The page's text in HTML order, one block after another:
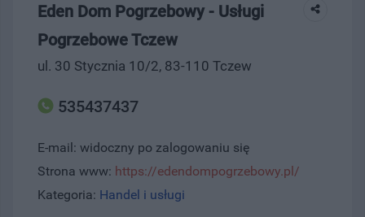
Eden Dom Pogrzebowy - Usługi
Pogrzebowe Tczew
ul. 30 Stycznia 10/2, 83-110 Tczew
535437437
E-mail: widoczny po zalogowaniu się
Strona www: https://edendompogrzebowy.pl/
Kategoria: Handel i usługi